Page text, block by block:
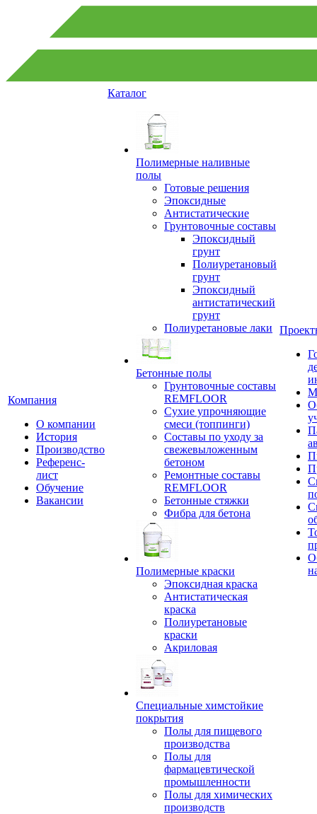
Компания
О компании
История
Производство
Референс-
лист
Обучение
Вакансии
Каталог
Полимерные наливные
полы
Готовые решения
Эпоксидные
Антистатические
Грунтовочные составы
Эпоксидный
грунт
Полиуретановый
грунт
Эпоксидный
антистатический
грунт
Полиуретановые лаки
Бетонные полы
Грунтовочные составы
REMFLOOR
Сухие упрочняющие
смеси (топпинги)
Составы по уходу за
свежевыложенным
бетоном
Ремонтные составы
REMFLOOR
Бетонные стяжки
Фибра для бетона
Полимерные краски
Эпоксидная краска
Антистатическая
краска
Полиуретановые
краски
Акриловая
Специальные химстойкие
покрытия
Полы для пищевого
производства
Полы для
фармацевтической
промышленности
Полы для химических
производств